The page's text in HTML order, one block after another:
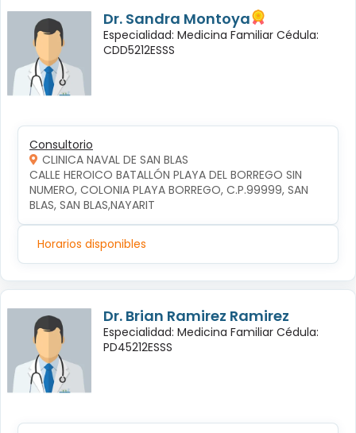
Dr. Sandra Montoya
Especialidad: Medicina Familiar Cédula:
CDD5212ESSS
Consultorio
CLINICA NAVAL DE SAN BLAS
CALLE HEROICO BATALLÓN PLAYA DEL BORREGO SIN
NUMERO, COLONIA PLAYA BORREGO, C.P.99999, SAN
BLAS, SAN BLAS,NAYARIT
Horarios disponibles
Dr. Brian Ramirez Ramirez
Especialidad: Medicina Familiar Cédula:
PD45212ESSS